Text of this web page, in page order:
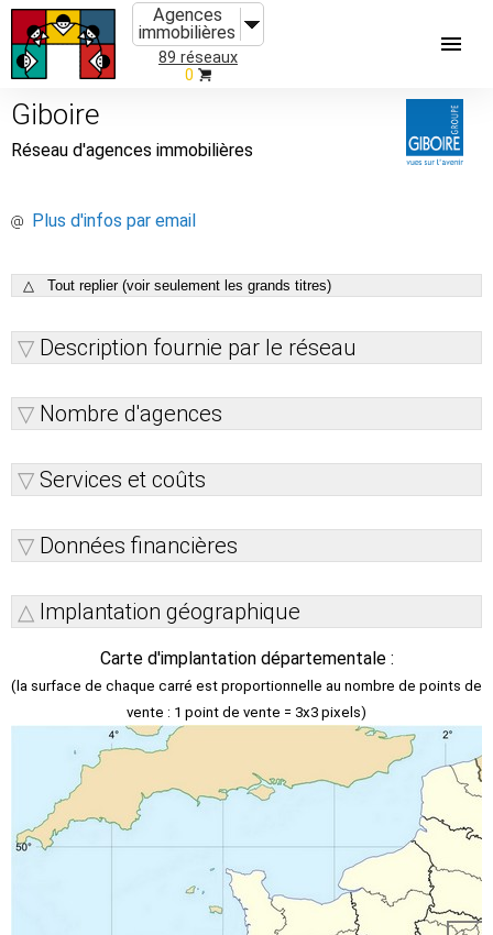
Agences
immobilières
89 réseaux
0
Giboire
Réseau d'agences immobilières
Plus d'infos par email
△ Tout replier (voir seulement les grands titres)
Description fournie par le réseau
Nombre d'agences
Services et coûts
Données financières
Implantation géographique
Carte d'implantation départementale :
(la surface de chaque carré est proportionnelle au nombre de points de
vente : 1 point de vente = 3x3 pixels)